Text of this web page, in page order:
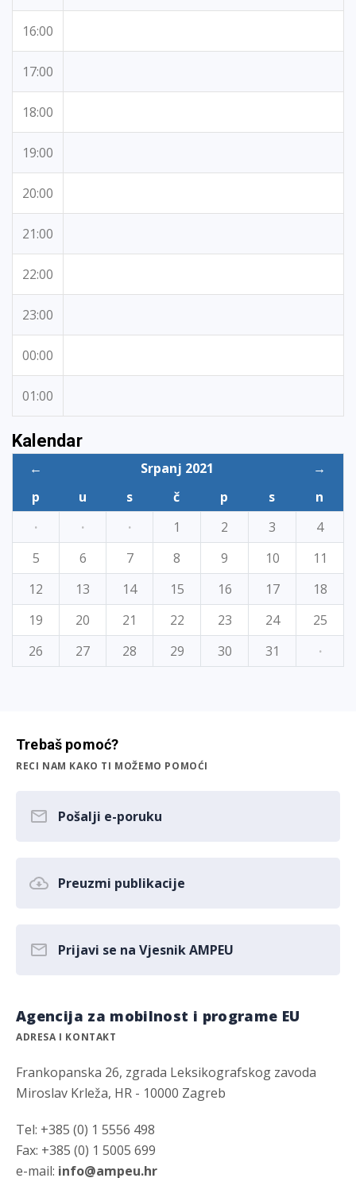
16:00
17:00
18:00
19:00
20:00
21:00
22:00
23:00
00:00
01:00
Kalendar
← Srpanj 2021
→
p
u s č p s
n
·
· · 1 2 3
4
5
6 7 8 9 10
11
12
13 14 15 16 17
18
19
20 21 22 23 24
25
26
27 28 29 30 31 ·
Trebaš pomoć?
RECI NAM KAKO TI MOŽEMO POMOĆI
Pošalji e-poruku
Preuzmi publikacije
Prijavi se na Vjesnik AMPEU
Agencija za mobilnost i programe EU
ADRESA I KONTAKT
Frankopanska 26, zgrada Leksikografskog zavoda
Miroslav Krleža, HR - 10000 Zagreb
Tel: +385 (0) 1 5556 498
Fax: +385 (0) 1 5005 699
e-mail: info@ampeu.hr